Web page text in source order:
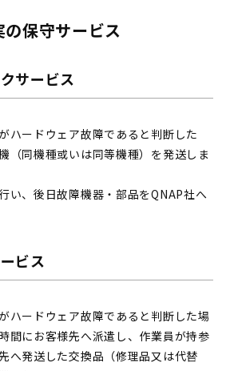
の保守サービス
サービス
ハードウェア故障であると判断した
（同機種或いは同等機種）を発送しま
い、後日故障機器・部品をQNAP社へ
ビス
ハードウェア故障であると判断した場
間にお客様先へ派遣し、作業員が持参
へ発送した交換品（修理品又は代替